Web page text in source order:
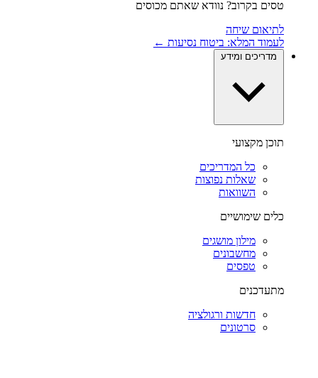
טסים בקרוב? נוודא שאתם מכוסים
לתיאום שיחה
לעמוד המלא: ביטוח נסיעות ←
מדריכים ומידע
תוכן מקצועי
כל המדריכים
שאלות נפוצות
השוואות
כלים שימושיים
מילון מושגים
מחשבונים
טפסים
מתעדכנים
חדשות ורגולציה
סרטונים